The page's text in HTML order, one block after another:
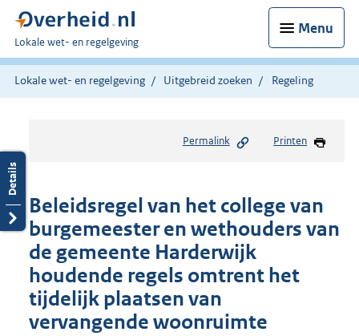
Menu
U
bent
hier:
Lokale wet- en regelgeving
Lokale wet- en regelgeving Uitgebreid zoeken Regeling
Permalink Printen
Beleidsregel van het college van
burgemeester en wethouders van
de gemeente Harderwijk
houdende regels omtrent het
tijdelijk plaatsen van
vervangende woonruimte